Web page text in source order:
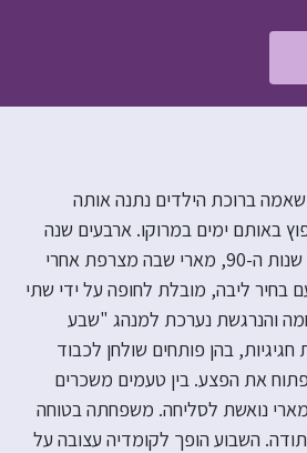
ברוכת הילדים נתנה אותה
באותם ימים במרוקו. ארבעים שנה
מאוחר יותר, בישראל של שנות ה-90, מארי שבה מצרפת אחרי
בחיר ליבה, מובלת לחופה על ידי שתי
והנרגשת נערכת למנהג "שבע
בהן פותחים שולחן לכבוד
את הפצע. בין טעמים משכרים
נואשת לסליחה. משפחתה בטוחה
השבוע הופך לקומדיה עצובה על